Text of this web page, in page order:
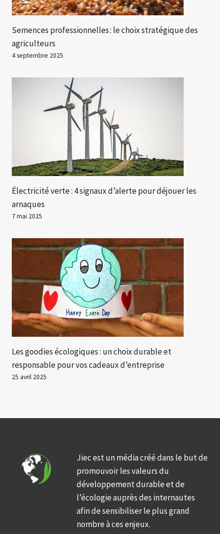
Semences professionnelles : le choix stratégique des
agriculteurs
4 septembre 2025
Électricité verte : 4 signaux d’alerte pour déjouer les
arnaques
7 mai 2025
Les goodies écologiques : un choix durable et
responsable pour vos cadeaux d’entreprise
25 avril 2025
Jiec est un média créé dans le but de
promouvoir les valeurs du
développement durable et de
l’écologie auprès des internautes
afin de sensibiliser le plus grand
nombre à ces enjeux.